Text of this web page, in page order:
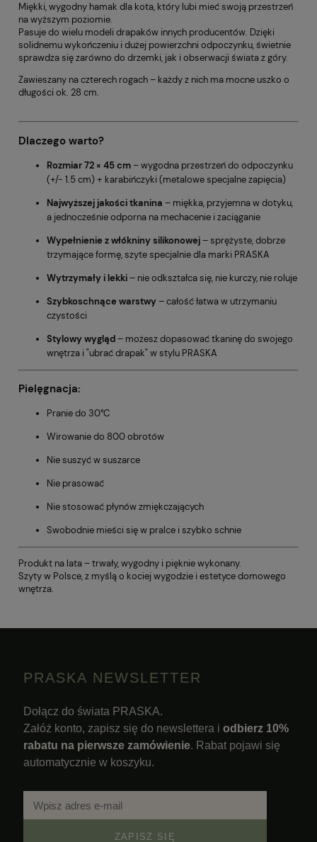
Miękki, wygodny hamak dla kota, który lubi mieć swoją przestrzeń
na wyższym poziomie.
Pasuje do wielu modeli drapaków innych producentów. Dzięki
solidnemu wykończeniu i dużej powierzchni odpoczynku, świetnie
sprawdza się zarówno do drzemki, jak i obserwacji świata z góry.
Zawieszany na czterech rogach – każdy z nich ma mocne uszko o
długości ok. 28 cm.
Dlaczego warto?
Rozmiar 72 × 45 cm– wygodna przestrzeń do odpoczynku
(+/- 1.5 cm) + karabińczyki (metalowe specjalne zapięcia)
Najwyższej jakości tkanina – miękka, przyjemna w dotyku,
a jednocześnie odporna na mechacenie i zaciąganie
Wypełnienie z włókniny silikonowej– sprężyste, dobrze
trzymające formę, szyte specjalnie dla marki PRASKA
Wytrzymały i lekki– nie odkształca się, nie kurczy, nie roluje
Szybkoschnące warstwy– całość łatwa w utrzymaniu
czystości
Stylowy wygląd– możesz dopasować tkaninę do swojego
wnętrza i "ubrać drapak" w stylu PRASKA
Pielęgnacja:
Pranie do 30°C
Wirowanie do 800 obrotów
Nie suszyć w suszarce
Nie prasować
Nie stosować płynów zmiękczających
Swobodnie mieści się w pralce i szybko schnie
Produkt na lata – trwały, wygodny i pięknie wykonany.
Szyty w Polsce, z myślą o kociej wygodzie i estetyce domowego
wnętrza.
PRASKA NEWSLETTER
Dołącz do świata PRASKA.
Załóż konto, zapisz się do newslettera i odbierz 10%
rabatu na pierwsze zamówienie. Rabat pojawi się
automatycznie w koszyku.
ZAPISZ SIĘ